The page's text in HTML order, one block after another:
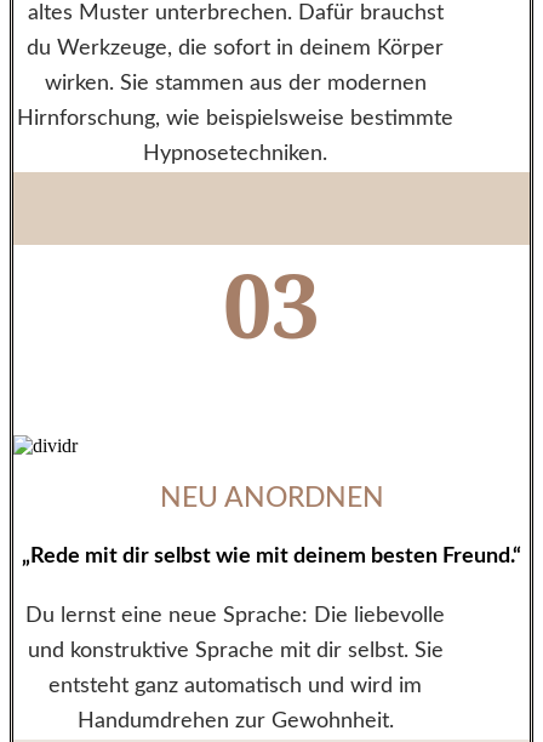
altes Muster unterbrechen. Dafür brauchst
du Werkzeuge, die sofort in deinem Körper
wirken. Sie stammen aus der modernen
Hirnforschung, wie beispielsweise bestimmte
Hypnosetechniken.
03
NEU ANORDNEN
„Rede mit dir selbst wie mit deinem besten Freund.“
Du lernst eine neue Sprache: Die liebevolle
und konstruktive Sprache mit dir selbst. Sie
entsteht ganz automatisch und wird im
Handumdrehen zur Gewohnheit.